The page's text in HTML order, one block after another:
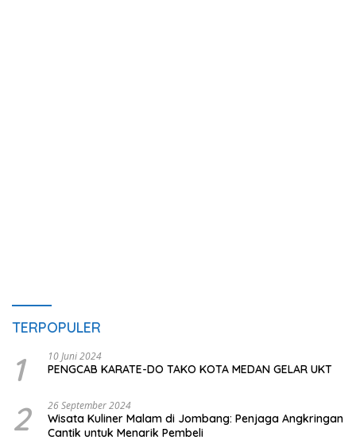
TERPOPULER
1 10 Juni 2024
PENGCAB KARATE-DO TAKO KOTA MEDAN GELAR UKT
2 26 September 2024
Wisata Kuliner Malam di Jombang: Penjaga Angkringan
Cantik untuk Menarik Pembeli